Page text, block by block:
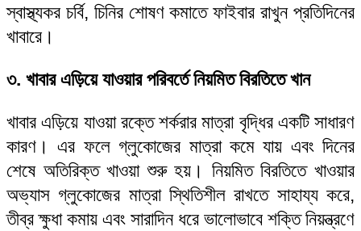
স্বাস্থ্যকর চর্বি, চিনির শোষণ কমাতে ফাইবার রাখুন প্রতিদিনের
খাবারে।
৩. খাবার এড়িয়ে যাওয়ার পরিবর্তে নিয়মিত বিরতিতে খান
খাবার এড়িয়ে যাওয়া রক্তে শর্করার মাত্রা বৃদ্ধির একটি সাধারণ
কারণ। এর ফলে গ্লুকোজের মাত্রা কমে যায় এবং দিনের
শেষে অতিরিক্ত খাওয়া শুরু হয়। নিয়মিত বিরতিতে খাওয়ার
অভ্যাস গ্লুকোজের মাত্রা স্থিতিশীল রাখতে সাহায্য করে,
তীব্র ক্ষুধা কমায় এবং সারাদিন ধরে ভালোভাবে শক্তি নিয়ন্ত্রণে